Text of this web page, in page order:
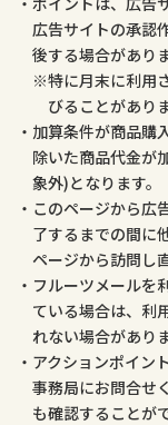
広告サイトの承認
後する場合があり
特に月末に利用
びることがありま
加算条件が商品購
除いた商品代金が
象外)となります。
このページから広
了するまでの間に
ページから訪問し
フルーツメールを
ている場合は、利
れない場合がありま
アクションポイン
事務局にお問合せ
も確認することが